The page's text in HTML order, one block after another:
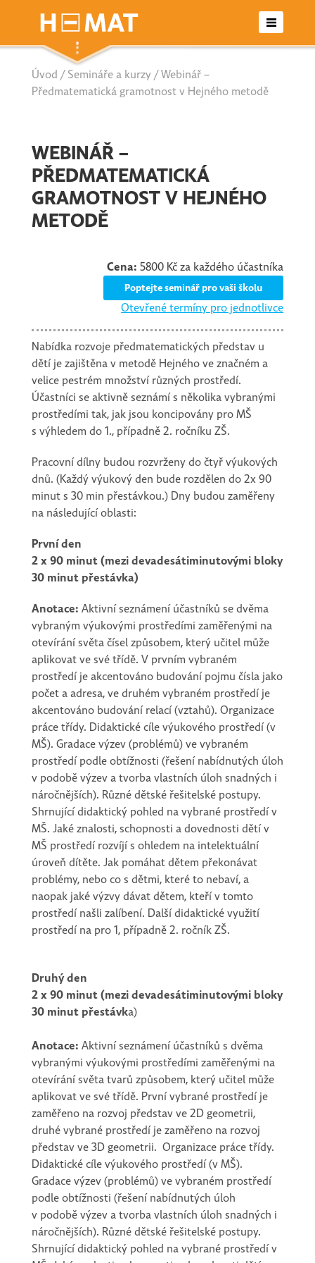
Otevřené semináře
Nabídka pro školy/agentury
Úvod /Semináře a kurzy / Webinář –
Předmatematická gramotnost v Hejného metodě
WEBINÁŘ –
PŘEDMATEMATICKÁ
GRAMOTNOST V HEJNÉHO
METODĚ
Cena: 5800 Kč za každého účastníka
Poptejte seminář pro vaši školu
Otevřené termíny pro jednotlivce
Nabídka rozvoje předmatematických představ u
dětí je zajištěna v metodě Hejného ve značném a
velice pestrém množství různých prostředí.
Účastníci se aktivně seznámí s několika vybranými
prostředími tak, jak jsou koncipovány pro MŠ
s výhledem do 1., případně 2. ročníku ZŠ.
Pracovní dílny budou rozvrženy do čtyř výukových
dnů. (Každý výukový den bude rozdělen do 2x 90
minut s 30 min přestávkou.) Dny budou zaměřeny
na následující oblasti:
První den
2 x 90 minut (mezi devadesátiminutovými bloky
30 minut přestávka)
Anotace: Aktivní seznámení účastníků se dvěma
vybraným výukovými prostředími zaměřenými na
otevírání světa čísel způsobem, který učitel může
aplikovat ve své třídě. V prvním vybraném
prostředí je akcentováno budování pojmu čísla jako
počet a adresa, ve druhém vybraném prostředí je
akcentováno budování relací (vztahů). Organizace
práce třídy. Didaktické cíle výukového prostředí (v
MŠ). Gradace výzev (problémů) ve vybraném
prostředí podle obtížnosti (řešení nabídnutých úloh
v podobě výzev a tvorba vlastních úloh snadných i
náročnějších). Různé dětské řešitelské postupy.
Shrnující didaktický pohled na vybrané prostředí v
MŠ. Jaké znalosti, schopnosti a dovednosti dětí v
MŠ prostředí rozvíjí s ohledem na intelektuální
úroveň dítěte. Jak pomáhat dětem překonávat
problémy, nebo co s dětmi, které to nebaví, a
naopak jaké výzvy dávat dětem, kteří v tomto
prostředí našli zalíbení. Další didaktické využití
prostředí na pro 1, případně 2. ročník ZŠ.
Druhý den
2 x 90 minut (mezi devadesátiminutovými bloky
30 minut přestávka)
Anotace: Aktivní seznámení účastníků s dvěma
vybranými výukovými prostředími zaměřenými na
otevírání světa tvarů způsobem, který učitel může
aplikovat ve své třídě. První vybrané prostředí je
zaměřeno na rozvoj představ ve 2D geometrii,
druhé vybrané prostředí je zaměřeno na rozvoj
představ ve 3D geometrii. Organizace práce třídy.
Didaktické cíle výukového prostředí (v MŠ).
Gradace výzev (problémů) ve vybraném prostředí
podle obtížnosti (řešení nabídnutých úloh
v podobě výzev a tvorba vlastních úloh snadných i
náročnějších). Různé dětské řešitelské postupy.
Shrnující didaktický pohled na vybrané prostředí v